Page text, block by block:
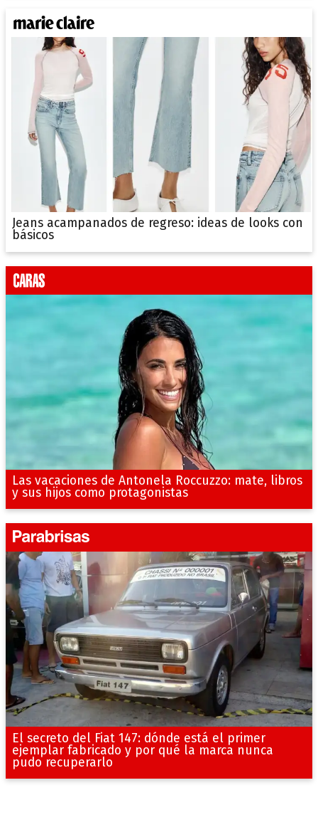
Jeans acampanados de regreso: ideas de looks con
básicos
Las vacaciones de Antonela Roccuzzo: mate, libros
y sus hijos como protagonistas
El secreto del Fiat 147: dónde está el primer
ejemplar fabricado y por qué la marca nunca
pudo recuperarlo